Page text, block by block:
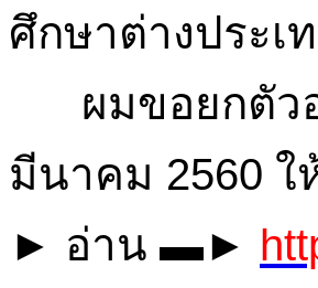
ศึกษาต่างประ
ผมขอยกตัวอ
มีนาคม 2560
► อ่าน ▬►